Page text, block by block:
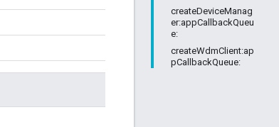
createDeviceManag
er:appCallbackQueu
e:
createWdmClient:ap
pCallbackQueue: